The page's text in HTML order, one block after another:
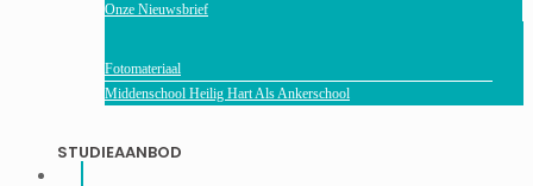
Onze Nieuwsbrief
Fotomateriaal
Middenschool Heilig Hart Als Ankerschool
STUDIEAANBOD